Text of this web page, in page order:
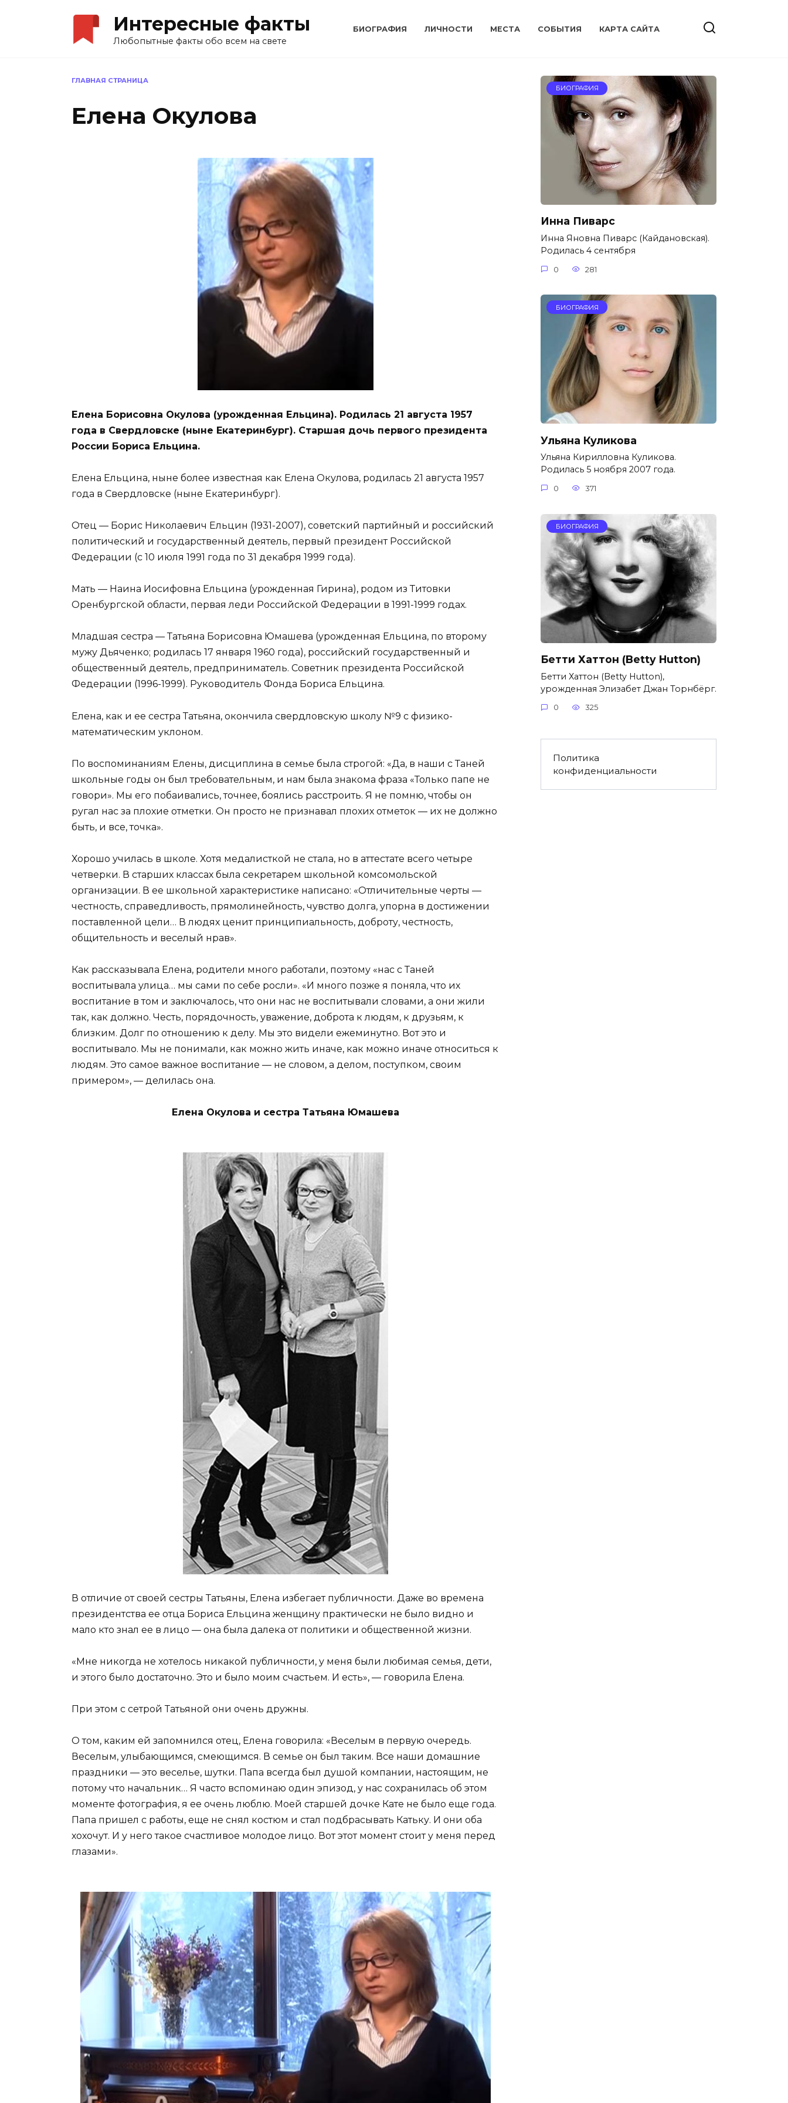
Интересные факты
Любопытные факты обо всем на свете
БИОГРАФИЯ ЛИЧНОСТИ МЕСТА CОБЫТИЯ КАРТА САЙТА
ГЛАВНАЯ СТРАНИЦА
Елена Окулова
Елена Борисовна Окулова (урожденная Ельцина). Родилась 21 августа 1957
года в Свердловске (ныне Екатеринбург). Старшая дочь первого президента
России Бориса Ельцина.
Елена Ельцина, ныне более известная как Елена Окулова, родилась 21 августа 1957
года в Свердловске (ныне Екатеринбург).
Отец — Борис Николаевич Ельцин (1931-2007), советский партийный и российский
политический и государственный деятель, первый президент Российской
Федерации (с 10 июля 1991 года по 31 декабря 1999 года).
Мать — Наина Иосифовна Ельцина (урожденная Гирина), родом из Титовки
Оренбургской области, первая леди Российской Федерации в 1991-1999 годах.
Младшая сестра — Татьяна Борисовна Юмашева (урожденная Ельцина, по второму
мужу Дьяченко; родилась 17 января 1960 года), российский государственный и
общественный деятель, предприниматель. Советник президента Российской
Федерации (1996-1999). Руководитель Фонда Бориса Ельцина.
Елена, как и ее сестра Татьяна, окончила свердловскую школу №9 с физико-
математическим уклоном.
По воспоминаниям Елены, дисциплина в семье была строгой: «Да, в наши с Таней
школьные годы он был требовательным, и нам была знакома фраза «Только папе не
говори». Мы его побаивались, точнее, боялись расстроить. Я не помню, чтобы он
ругал нас за плохие отметки. Он просто не признавал плохих отметок — их не должно
быть, и все, точка».
Хорошо училась в школе. Хотя медалисткой не стала, но в аттестате всего четыре
четверки. В старших классах была секретарем школьной комсомольской
организации. В ее школьной характеристике написано: «Отличительные черты —
честность, справедливость, прямолинейность, чувство долга, упорна в достижении
поставленной цели… В людях ценит принципиальность, доброту, честность,
общительность и веселый нрав».
Как рассказывала Елена, родители много работали, поэтому «нас с Таней
воспитывала улица… мы сами по себе росли». «И много позже я поняла, что их
воспитание в том и заключалось, что они нас не воспитывали словами, а они жили
так, как должно. Честь, порядочность, уважение, доброта к людям, к друзьям, к
близким. Долг по отношению к делу. Мы это видели ежеминутно. Вот это и
воспитывало. Мы не понимали, как можно жить иначе, как можно иначе относиться к
людям. Это самое важное воспитание — не словом, а делом, поступком, своим
примером», — делилась она.
Елена Окулова и сестра Татьяна Юмашева
В отличие от своей сестры Татьяны, Елена избегает публичности. Даже во времена
президентства ее отца Бориса Ельцина женщину практически не было видно и
мало кто знал ее в лицо — она была далека от политики и общественной жизни.
«Мне никогда не хотелось никакой публичности, у меня были любимая семья, дети,
и этого было достаточно. Это и было моим счастьем. И есть», — говорила Елена.
При этом с сетрой Татьяной они очень дружны.
О том, каким ей запомнился отец, Елена говорила: «Веселым в первую очередь.
Веселым, улыбающимся, смеющимся. В семье он был таким. Все наши домашние
праздники — это веселье, шутки. Папа всегда был душой компании, настоящим, не
потому что начальник… Я часто вспоминаю один эпизод, у нас сохранилась об этом
моменте фотография, я ее очень люблю. Моей старшей дочке Кате не было еще года.
Папа пришел с работы, еще не снял костюм и стал подбрасывать Катьку. И они оба
хохочут. И у него такое счастливое молодое лицо. Вот этот момент стоит у меня перед
глазами».
БИОГРАФИЯ
Инна Пиварс
Инна Яновна Пиварс (Кайдановская).
Родилась 4 сентября
0 281
БИОГРАФИЯ
Ульяна Куликова
Ульяна Кирилловна Куликова.
Родилась 5 ноября 2007 года.
0 371
БИОГРАФИЯ
Бетти Хаттон (Betty Hutton)
Бетти Хаттон (Betty Hutton),
урожденная Элизабет Джан Торнбёрг.
0 325
Политика
конфиденциальности